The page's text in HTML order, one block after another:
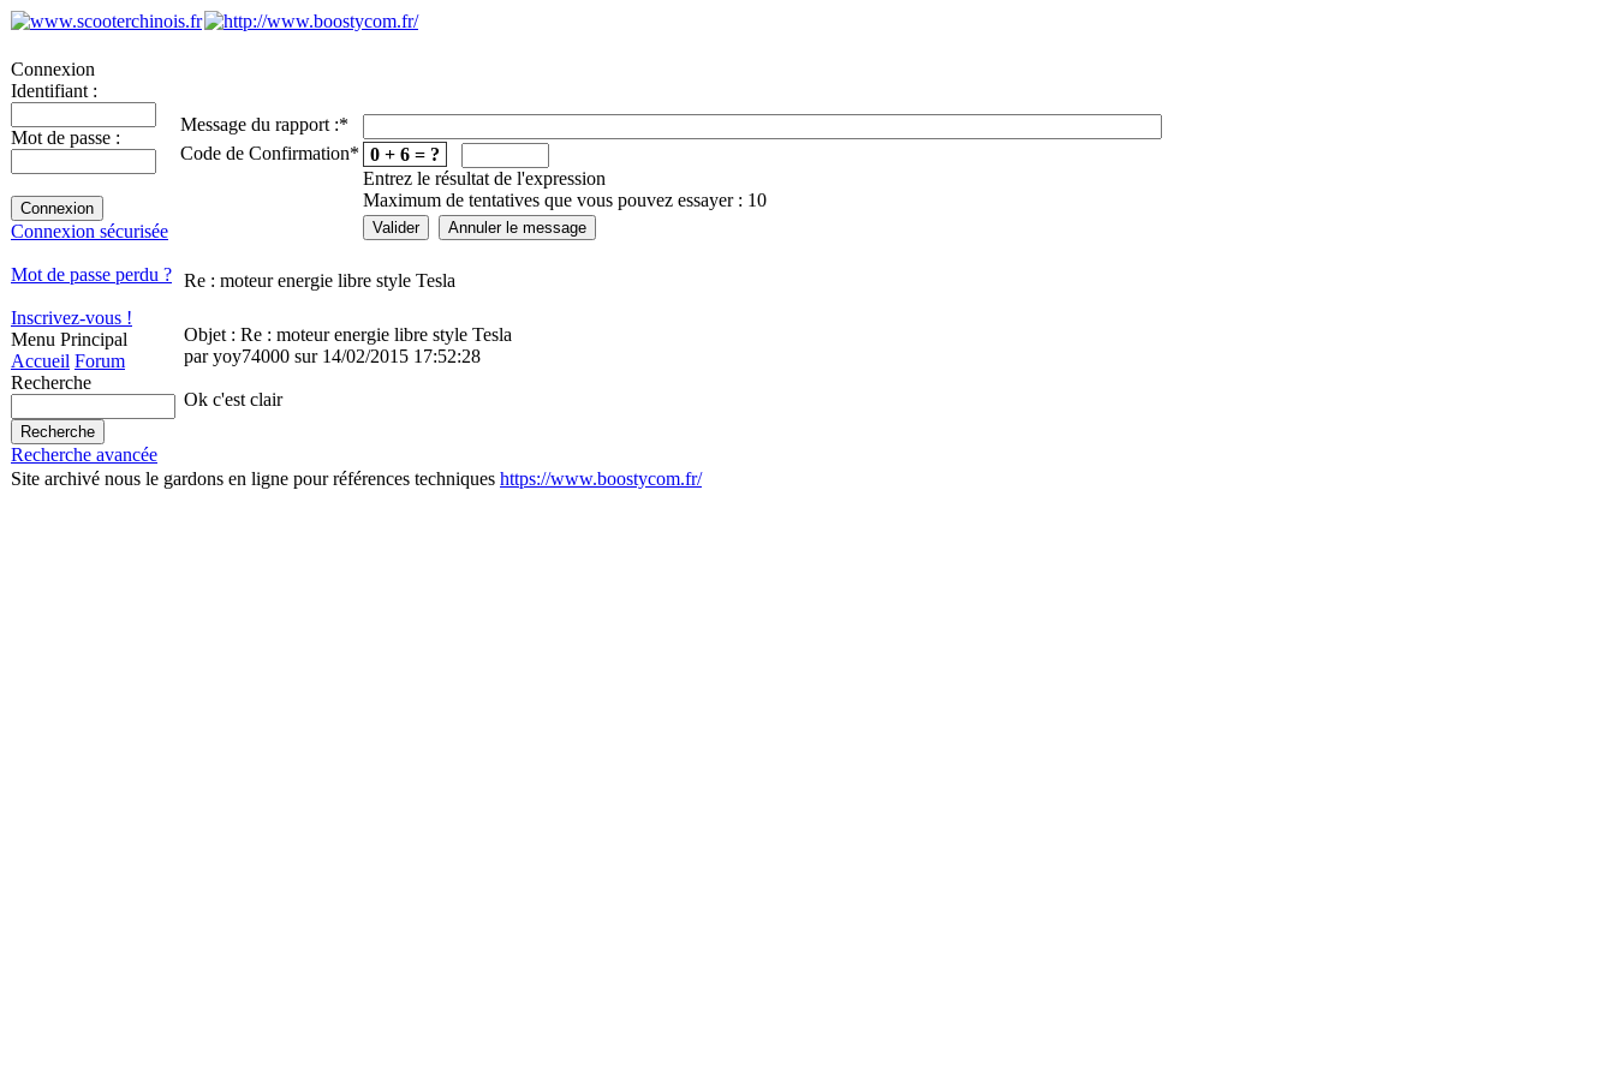
Connexion
Identifiant :
Mot de passe :
Connexion sécurisée
Mot de passe perdu ?
Inscrivez-vous !
Menu Principal
Accueil Forum
Recherche
Recherche avancée
Message du rapport :*
Code de Confirmation* 0 + 6 = ?
Entrez le résultat de l'expression
Maximum de tentatives que vous pouvez essayer : 10
Re : moteur energie libre style Tesla
Objet : Re : moteur energie libre style Tesla
par yoy74000 sur 14/02/2015 17:52:28
Ok c'est clair
Site archivé nous le gardons en ligne pour références techniques https://www.boostycom.fr/